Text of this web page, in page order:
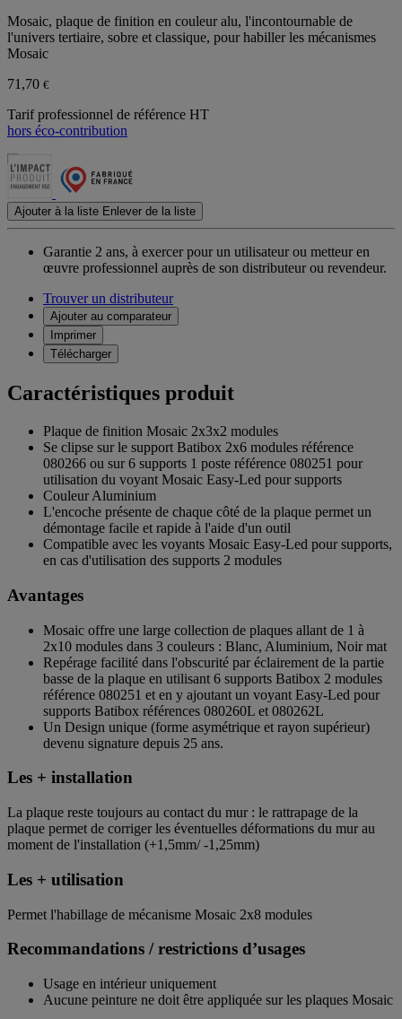
Mosaic, plaque de finition en couleur alu, l'incontournable de
l'univers tertiaire, sobre et classique, pour habiller les mécanismes
Mosaic
71,70 €
Tarif professionnel de référence HT
hors éco-contribution
Ajouter à la liste Enlever de la liste
Garantie 2 ans, à exercer pour un utilisateur ou metteur en
œuvre professionnel auprès de son distributeur ou revendeur.
Trouver un distributeur
Ajouter au comparateur
Imprimer
Télécharger
Caractéristiques produit
Plaque de finition Mosaic 2x3x2 modules
Se clipse sur le support Batibox 2x6 modules référence
080266 ou sur 6 supports 1 poste référence 080251 pour
utilisation du voyant Mosaic Easy-Led pour supports
Couleur Aluminium
L'encoche présente de chaque côté de la plaque permet un
démontage facile et rapide à l'aide d'un outil
Compatible avec les voyants Mosaic Easy-Led pour supports,
en cas d'utilisation des supports 2 modules
Avantages
Mosaic offre une large collection de plaques allant de 1 à
2x10 modules dans 3 couleurs : Blanc, Aluminium, Noir mat
Repérage facilité dans l'obscurité par éclairement de la partie
basse de la plaque en utilisant 6 supports Batibox 2 modules
référence 080251 et en y ajoutant un voyant Easy-Led pour
supports Batibox références 080260L et 080262L
Un Design unique (forme asymétrique et rayon supérieur)
devenu signature depuis 25 ans.
Les + installation
La plaque reste toujours au contact du mur : le rattrapage de la
plaque permet de corriger les éventuelles déformations du mur au
moment de l'installation (+1,5mm/ -1,25mm)
Les + utilisation
Permet l'habillage de mécanisme Mosaic 2x8 modules
Recommandations / restrictions d’usages
Usage en intérieur uniquement
Aucune peinture ne doit être appliquée sur les plaques Mosaic